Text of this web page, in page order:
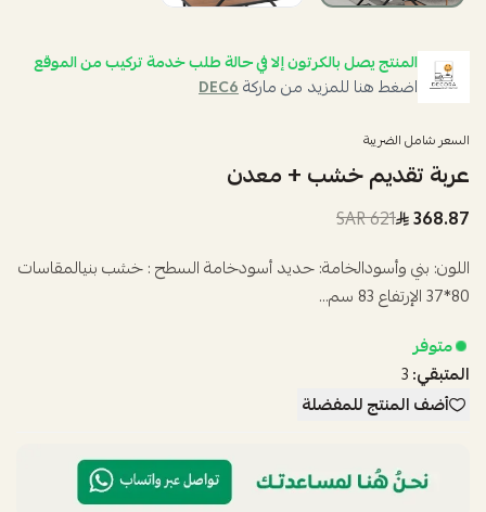
المنتج يصل بالكرتون إلا في حالة طلب خدمة تركيب من الموقع
اضغط هنا للمزيد من ماركةDEC6
السعر شامل الضريبة
عربة تقديم خشب + معدن
368.87
621 SAR
اللون: بني وأسودالخامة: حديد أسودخامة السطح : خشب بنيالمقاسات
80*37 الإرتفاع 83 سم...
متوفر
المتبقي:3
أضف المنتج للمفضلة